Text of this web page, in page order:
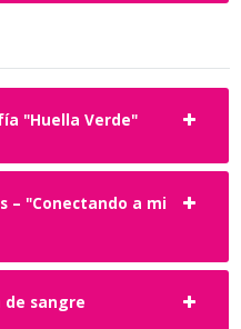
"Huella Verde"
– "Conectando a mi
de sangre